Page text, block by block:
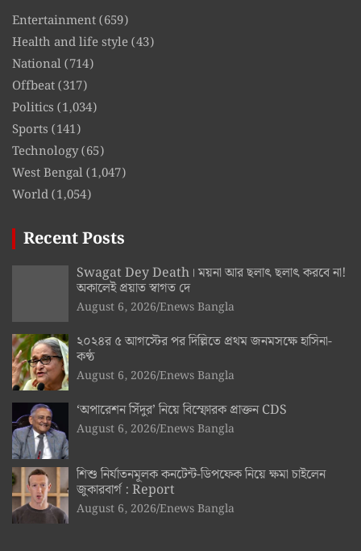
Entertainment(659)
Health and life style(43)
National(714)
Offbeat(317)
Politics (1,034)
Sports (141)
Technology(65)
West Bengal(1,047)
World(1,054)
Recent Posts
Swagat Dey Death। ময়না আর ছলাৎ ছলাৎ করবে না!
অকালেই প্রয়াত স্বাগত দে
August 6, 2026 Enews Bangla
২০২৪র ৫ আগস্টের পর দিল্লিতে প্রথম জনমসক্ষে হাসিনা-
কণ্ঠ
August 6, 2026 Enews Bangla
‘অপারেশন সিঁদুর’ নিয়ে বিস্ফোরক প্রাক্তন CDS
August 6, 2026 Enews Bangla
শিশু নির্যাতনমূলক কনটেন্ট-ডিপফেক নিয়ে ক্ষমা চাইলেন
জুকারবার্গ : Report
August 6, 2026 Enews Bangla